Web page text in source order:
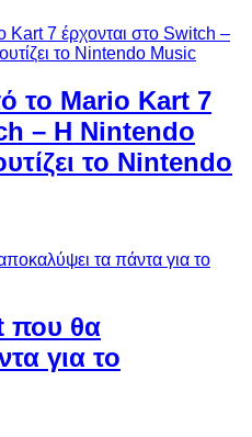
το Mario Kart 7
– Η Nintendo
το Nintendo
που θα
για το